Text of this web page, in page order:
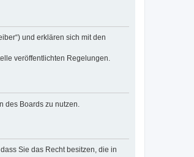
und erklären sich mit den
veröffentlichten Regelungen.
des Boards zu nutzen.
Sie das Recht besitzen, die in